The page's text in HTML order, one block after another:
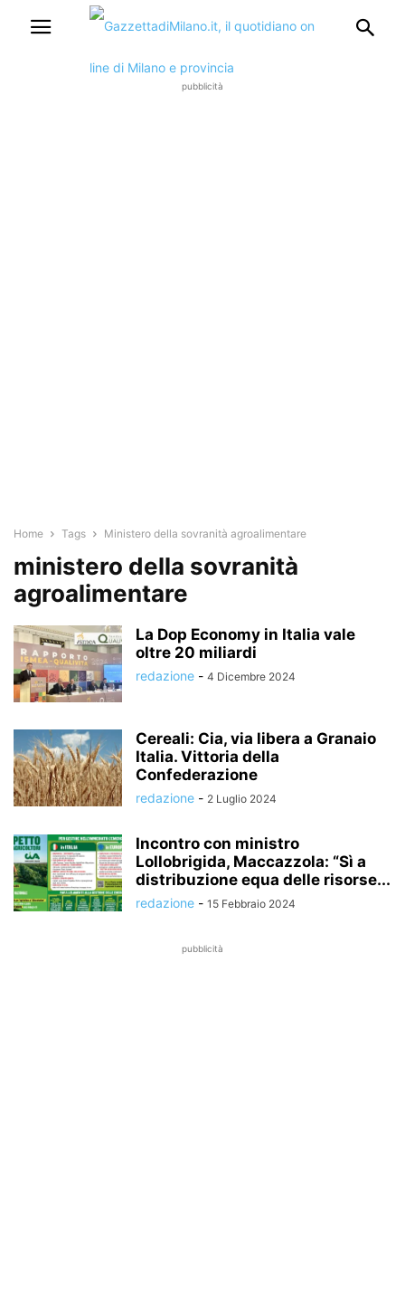
pubblicità
Home Tags Ministero della sovranità agroalimentare
ministero della sovranità
agroalimentare
La Dop Economy in Italia vale
oltre 20 miliardi
redazione - 4 Dicembre 2024
Cereali: Cia, via libera a Granaio
Italia. Vittoria della
Confederazione
redazione - 2 Luglio 2024
Incontro con ministro
Lollobrigida, Maccazzola: “Sì a
distribuzione equa delle risorse...
redazione - 15 Febbraio 2024
pubblicità